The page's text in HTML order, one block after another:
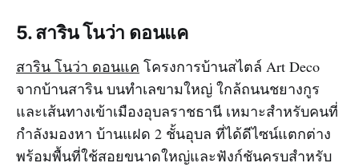
5. สาริน โนว่า ดอนแค
สาริน โนว่า ดอนแค โครงการบ้านสไตล์ Art Deco
จากบ้านสาริน บนทำเลขามใหญ่ ใกล้ถนนชยางกูร
และเส้นทางเข้าเมืองอุบลราชธานี เหมาะสำหรับคนที่
กำลังมองหา บ้านแฝด 2 ชั้นอุบล ที่ได้ดีไซน์แตกต่าง
พร้อมพื้นที่ใช้สอยขนาดใหญ่และฟังก์ชันครบสำหรับ